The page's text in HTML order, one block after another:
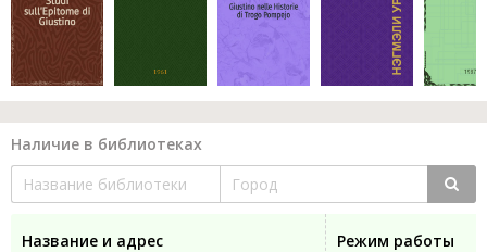
Наличие в библиотеках
Название и адрес
Режим работы